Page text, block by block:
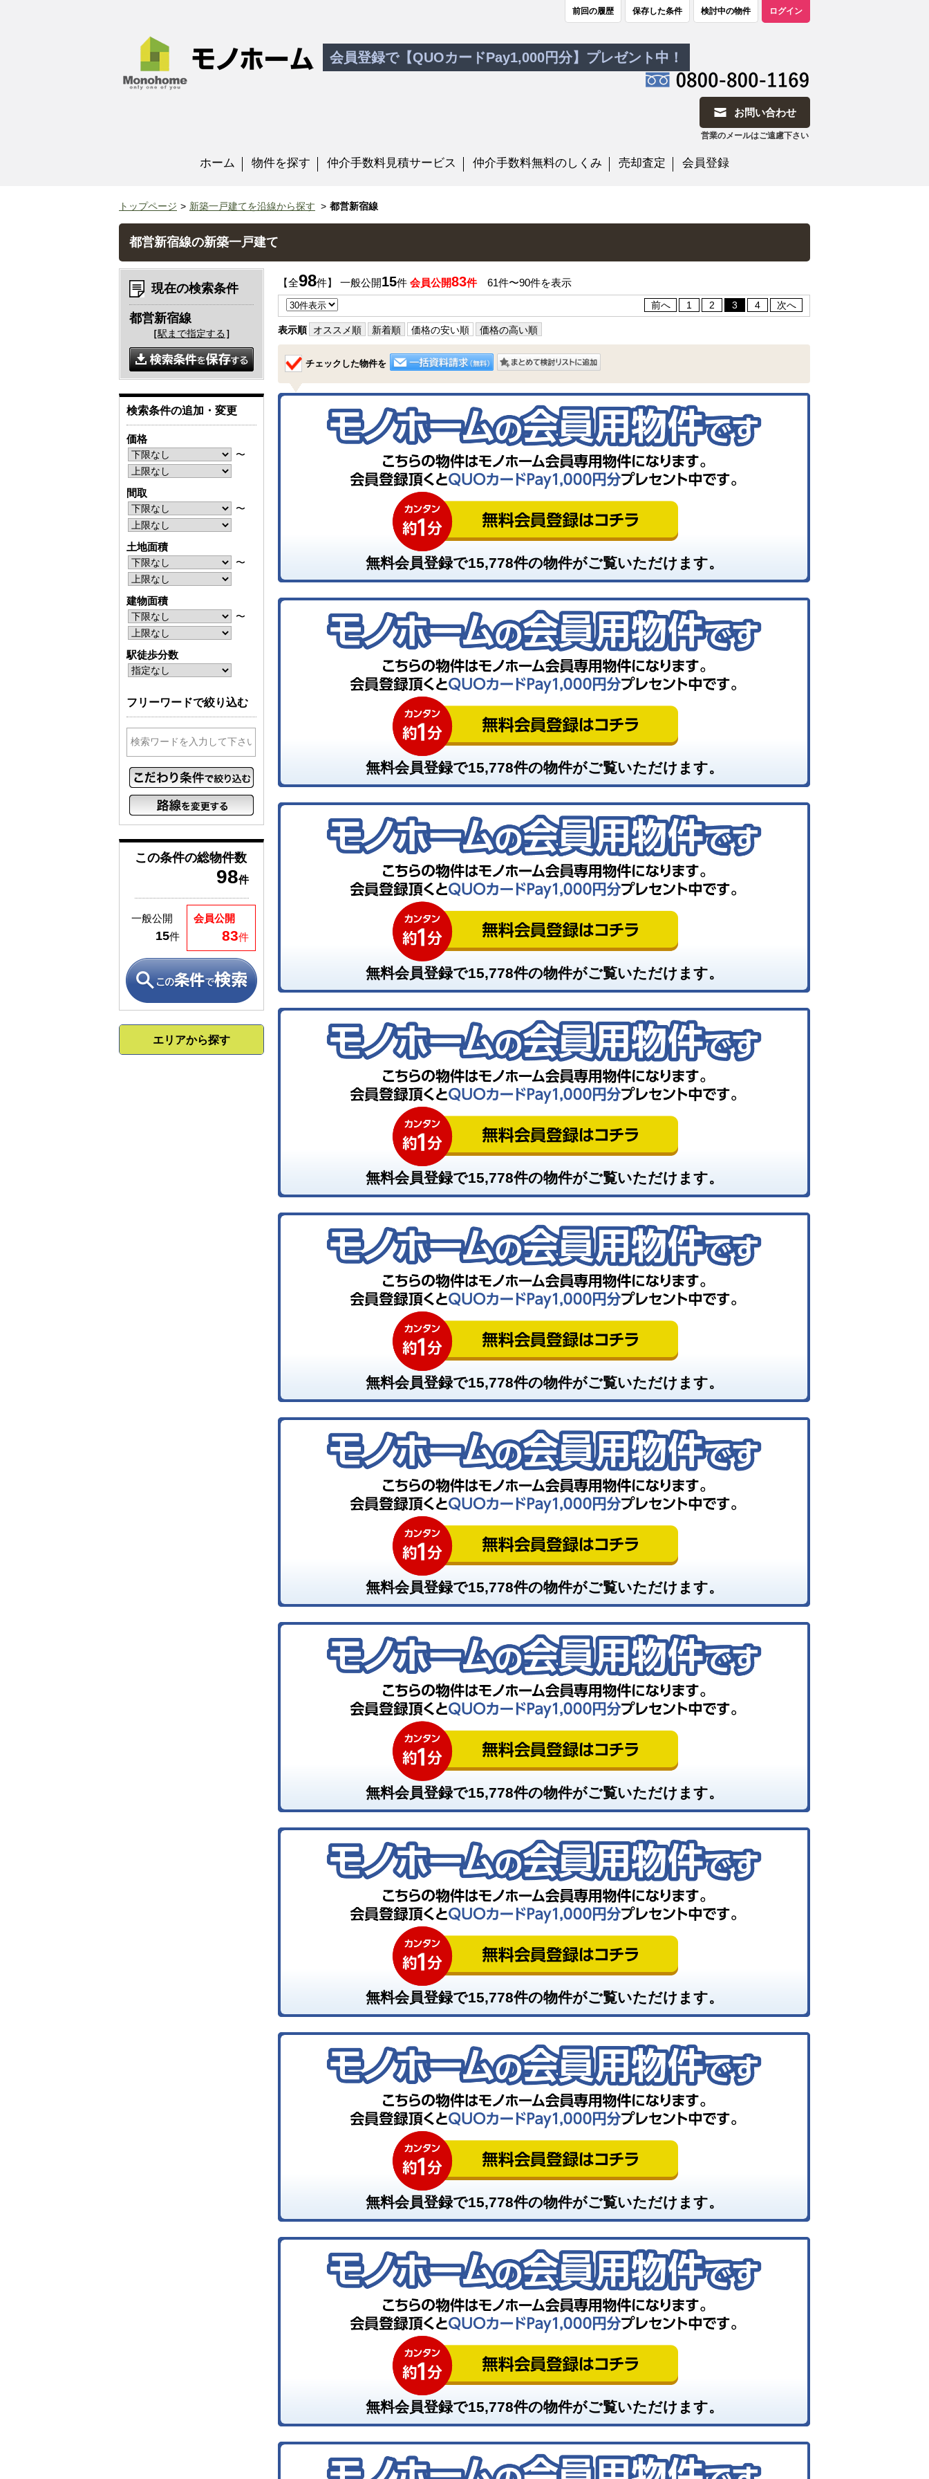
前回の履歴 保存した条件 検討中の物件 ログイン
会員登録で【QUOカードPay1,000円分】プレゼント中！
お問い合わせ
営業のメールはご遠慮下さい
ホーム 物件を探す 仲介手数料見積サービス 仲介手数料無料のしくみ 売却査定 会員登録
トップページ 新築一戸建てを沿線から探す 都営新宿線
都営新宿線の新築一戸建て
【全98件】 一般公開15件 会員公開83件61件〜90件を表示
前へ 1 2 3 4 次へ
表示順 オススメ順 新着順 価格の安い順 価格の高い順
チェックした物件を
無料会員登録で15,778件の物件がご覧いただけます。
無料会員登録で15,778件の物件がご覧いただけます。
無料会員登録で15,778件の物件がご覧いただけます。
無料会員登録で15,778件の物件がご覧いただけます。
無料会員登録で15,778件の物件がご覧いただけます。
無料会員登録で15,778件の物件がご覧いただけます。
無料会員登録で15,778件の物件がご覧いただけます。
無料会員登録で15,778件の物件がご覧いただけます。
無料会員登録で15,778件の物件がご覧いただけます。
無料会員登録で15,778件の物件がご覧いただけます。
現在の検索条件
都営新宿線
［駅まで指定する ］
検索条件の追加・変更
価格
〜
間取
〜
土地面積
〜
建物面積
〜
駅徒歩分数
フリーワードで絞り込む
この条件の総物件数
98件
会員公開
83件
一般公開
15件
エリアから探す